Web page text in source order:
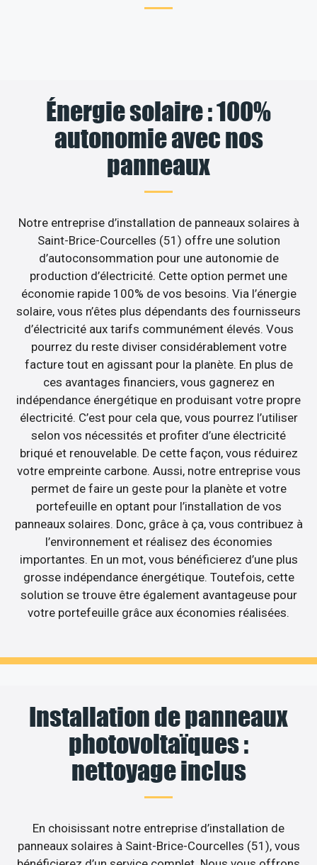
Énergie solaire : 100%
autonomie avec nos
panneaux
Notre entreprise d’installation de panneaux solaires à
Saint-Brice-Courcelles (51) offre une solution
d’autoconsommation pour une autonomie de
production d’électricité. Cette option permet une
économie rapide 100% de vos besoins. Via l’énergie
solaire, vous n’êtes plus dépendants des fournisseurs
d’électricité aux tarifs communément élevés. Vous
pourrez du reste diviser considérablement votre
facture tout en agissant pour la planète. En plus de
ces avantages financiers, vous gagnerez en
indépendance énergétique en produisant votre propre
électricité. C’est pour cela que, vous pourrez l’utiliser
selon vos nécessités et profiter d’une électricité
briqué et renouvelable. De cette façon, vous réduirez
votre empreinte carbone. Aussi, notre entreprise vous
permet de faire un geste pour la planète et votre
portefeuille en optant pour l’installation de vos
panneaux solaires. Donc, grâce à ça, vous contribuez à
l’environnement et réalisez des économies
importantes. En un mot, vous bénéficierez d’une plus
grosse indépendance énergétique. Toutefois, cette
solution se trouve être également avantageuse pour
votre portefeuille grâce aux économies réalisées.
Installation de panneaux
photovoltaïques :
nettoyage inclus
En choisissant notre entreprise d’installation de
panneaux solaires à Saint-Brice-Courcelles (51), vous